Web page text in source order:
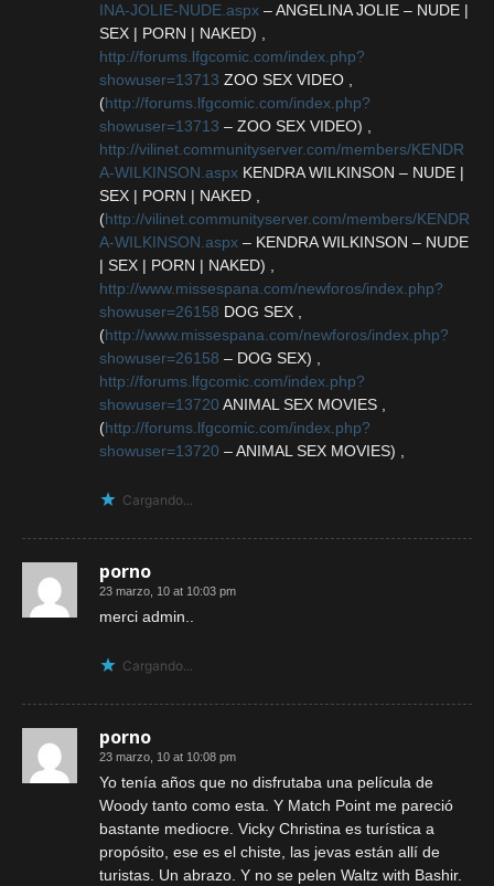
INA-JOLIE-NUDE.aspx – ANGELINA JOLIE – NUDE |
SEX | PORN | NAKED) ,
http://forums.lfgcomic.com/index.php?
showuser=13713 ZOO SEX VIDEO ,
(http://forums.lfgcomic.com/index.php?
showuser=13713 – ZOO SEX VIDEO) ,
http://vilinet.communityserver.com/members/KENDR
A-WILKINSON.aspx KENDRA WILKINSON – NUDE |
SEX | PORN | NAKED ,
(http://vilinet.communityserver.com/members/KENDR
A-WILKINSON.aspx – KENDRA WILKINSON – NUDE
| SEX | PORN | NAKED) ,
http://www.missespana.com/newforos/index.php?
showuser=26158 DOG SEX ,
(http://www.missespana.com/newforos/index.php?
showuser=26158 – DOG SEX) ,
http://forums.lfgcomic.com/index.php?
showuser=13720 ANIMAL SEX MOVIES ,
(http://forums.lfgcomic.com/index.php?
showuser=13720 – ANIMAL SEX MOVIES) ,
Cargando...
porno
23 marzo, 10 at 10:03 pm
merci admin..
Cargando...
porno
23 marzo, 10 at 10:08 pm
Yo tenía años que no disfrutaba una película de
Woody tanto como esta. Y Match Point me pareció
bastante mediocre. Vicky Christina es turística a
propósito, ese es el chiste, las jevas están allí de
turistas. Un abrazo. Y no se pelen Waltz with Bashir.